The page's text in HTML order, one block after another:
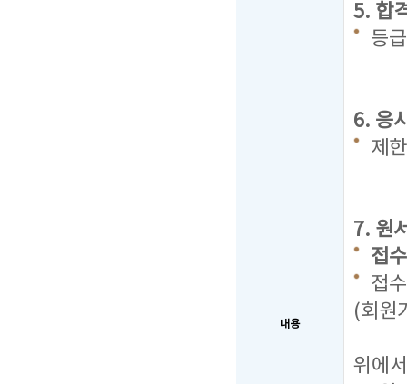
내용
5. 합
등
6. 응
제
7. 원
접
접
(회원
위에